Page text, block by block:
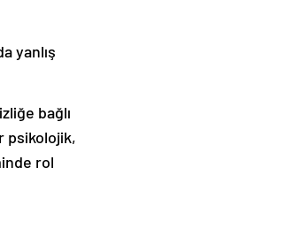
yanlış
bağlı
psikolojik,
rol